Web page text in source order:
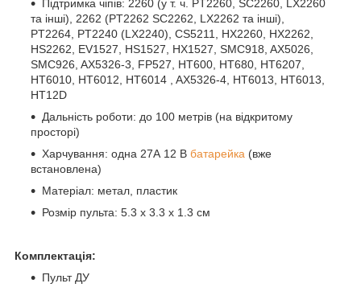
Підтримка чіпів: 2260 (у т. ч. PT2260, SC2260, LX2260
та інші), 2262 (PT2262 SC2262, LX2262 та інші),
PT2264, PT2240 (LX2240), CS5211, HX2260, HX2262,
HS2262, EV1527, HS1527, HX1527, SMC918, AX5026,
SMC926, AX5326-3, FP527, HT600, HT680, HT6207,
HT6010, HT6012, HT6014 , AX5326-4, HT6013, HT6013,
HT12D
Дальність роботи: до 100 метрів (на відкритому
просторі)
Харчування: одна 27А 12 В батарейка (вже
встановлена)
Матеріал: метал, пластик
Розмір пульта: 5.3 х 3.3 х 1.3 см
Комплектація:
Пульт ДУ